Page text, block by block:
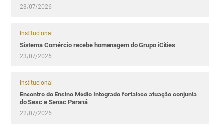
23/07/2026
Institucional
Sistema Comércio recebe homenagem do Grupo iCities
23/07/2026
Institucional
Encontro do Ensino Médio Integrado fortalece atuação conjunta
do Sesc e Senac Paraná
22/07/2026